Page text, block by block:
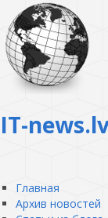
IT-
Главная
Архив новостей